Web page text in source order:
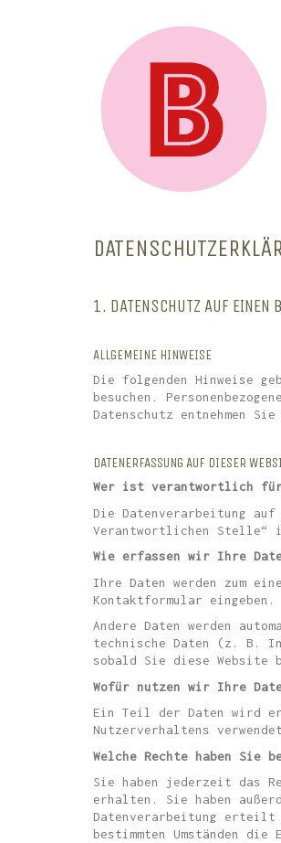
1. DATENSCHUTZ AUF EINEN
ALLGEMEINE HINWEISE
Die folgenden Hinweise
besuchen.
Datenschutz entnehmen
DATENERFASSUNG AUF DIESER
Wer ist verantwortlich für
Die Datenverarbeitung
Verantwortlichen Stelle“
Wie erfassen wir Ihre
Ihre Daten werden zum
Kontaktformular eingeben.
Andere Daten werden
technische Daten (z. B.
sobald Sie diese Website
Wofür nutzen wir Ihre
Ein Teil der Daten wird
Nutzerverhaltens
Welche Rechte haben Sie
Sie haben jederzeit das
erhalten. Sie haben
Datenverarbeitung erteilt
bestimmten Umständen